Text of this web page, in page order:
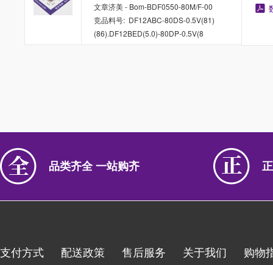
文章济美 - Bom-BDF0550-80M/F-00
竞品料号: DF12ABC-80DS-0.5V(81)
(86).DF12BED(5.0)-80DP-0.5V(8
品类齐全 一站购齐
支付方式 配送政策 售后服务 关于我们 购物